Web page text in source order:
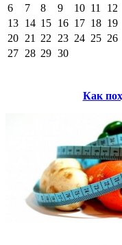
6
7 8 9 10 11
12
13 14 15 16 17 18 19
20 21 22 23 24 25 26
27 28 29 30
Как